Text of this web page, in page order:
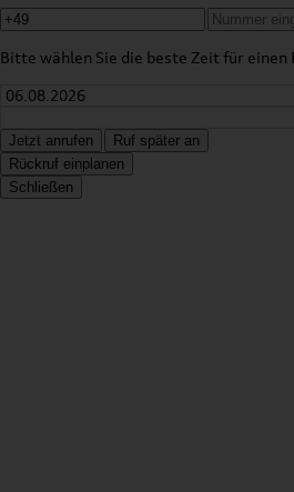
Bitte wählen Sie die beste Zeit für einen
Jetzt anrufen
Ruf später an
Rückruf einplanen
Schließen